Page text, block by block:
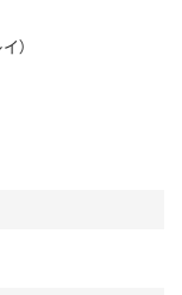
）